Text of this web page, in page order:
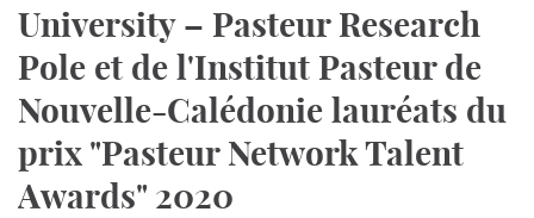
University – Pasteur Research
Pole et de l'Institut Pasteur de
Nouvelle-Calédonie lauréats du
prix "Pasteur Network Talent
Awards" 2020